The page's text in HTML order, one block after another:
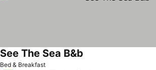
Bed & Breakfast
See The Sea B&b